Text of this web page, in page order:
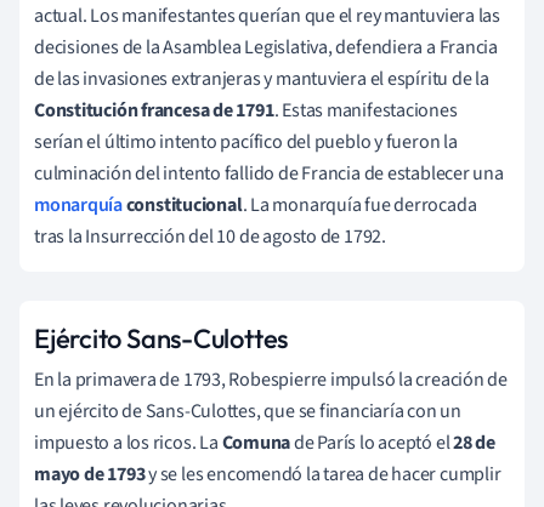
actual. Los manifestantes querían que el rey mantuviera las
decisiones de la Asamblea Legislativa, defendiera a Francia
de las invasiones extranjeras y mantuviera el espíritu de la
Constitución francesa de 1791. Estas manifestaciones
serían el último intento pacífico del pueblo y fueron la
culminación del intento fallido de Francia de establecer una
monarquíaconstitucional. La monarquía fue derrocada
tras la Insurrección del 10 de agosto de 1792.
Ejército Sans-Culottes
En la primavera de 1793, Robespierre impulsó la creación de
un ejército de Sans-Culottes, que se financiaría con un
impuesto a los ricos. LaComunade París lo aceptó el28 de
mayo de 1793y se les encomendó la tarea de hacer cumplir